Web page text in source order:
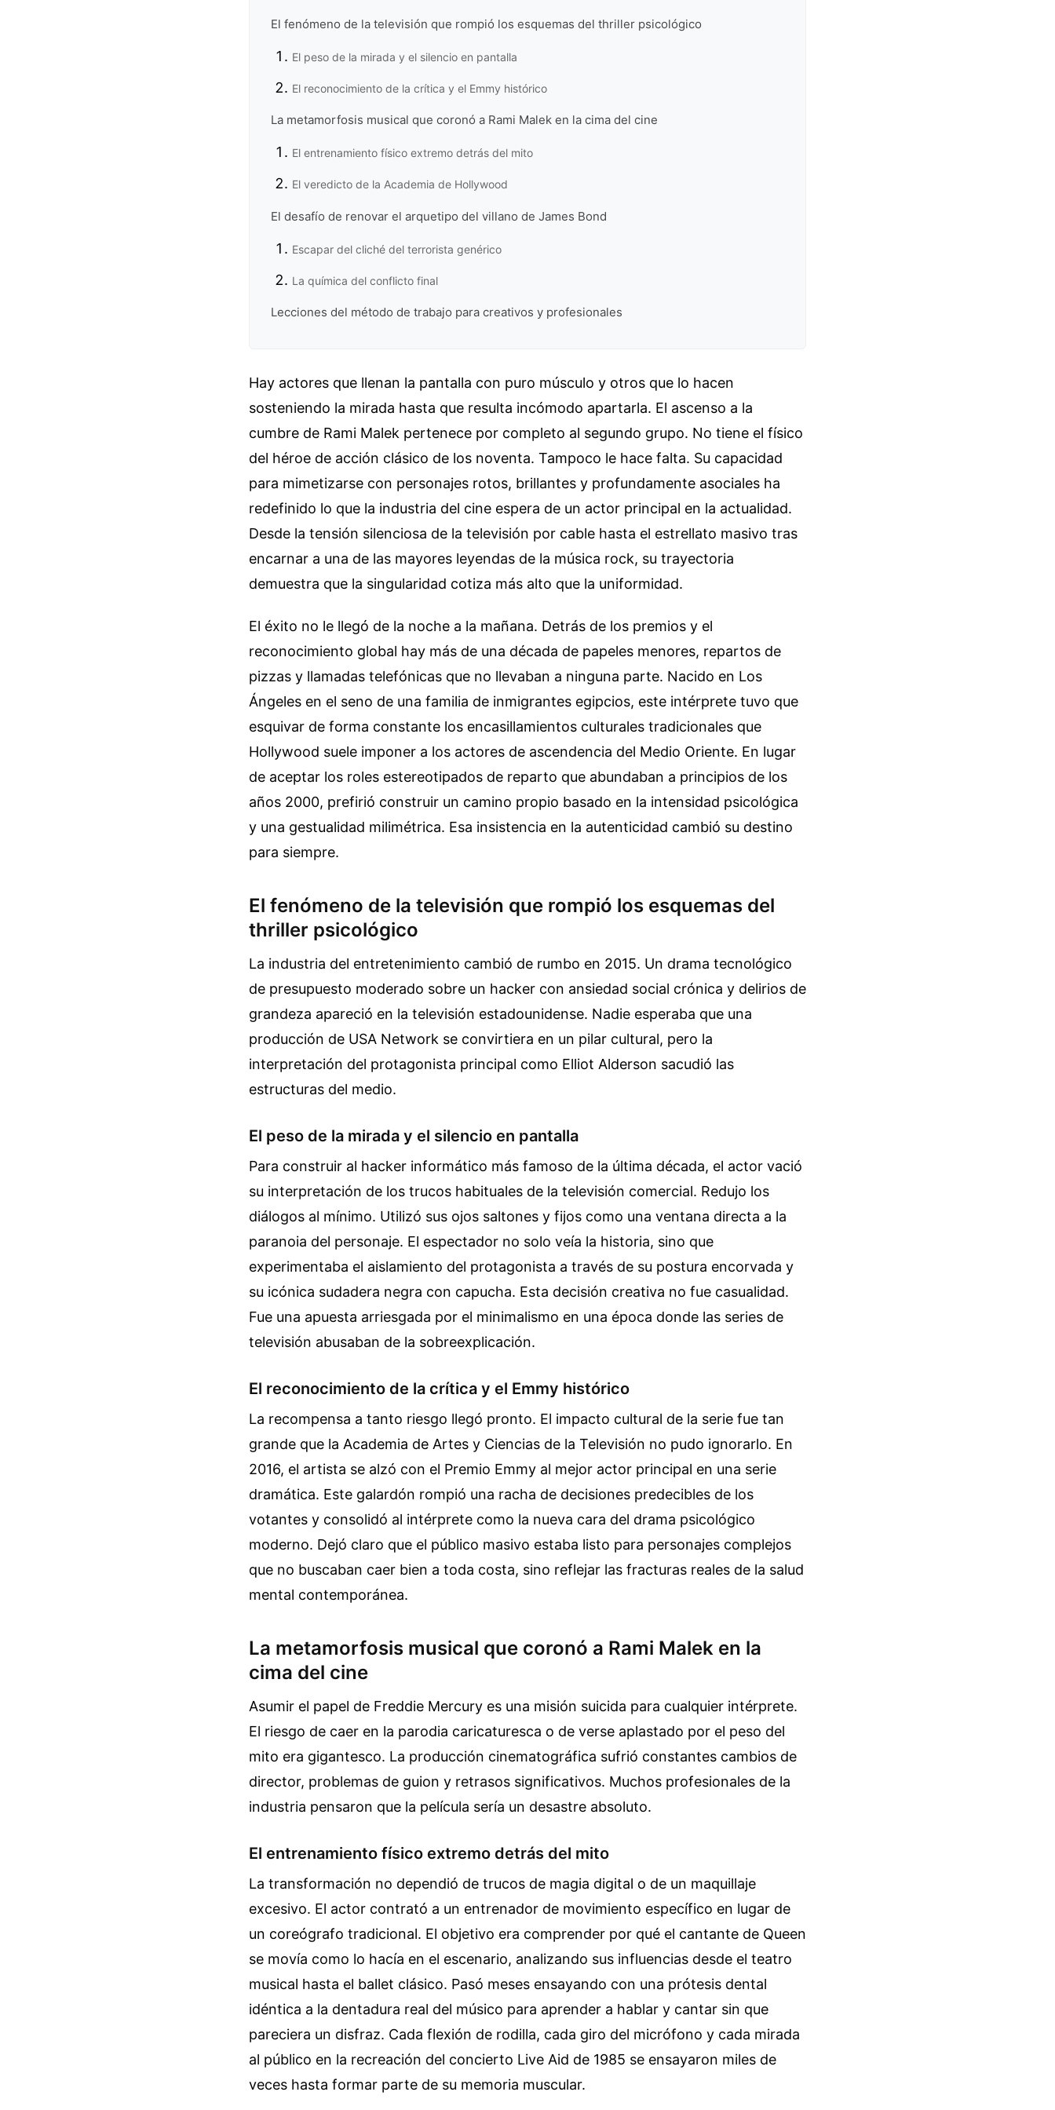
El fenómeno de la televisión que rompió los esquemas del thriller psicológico
El peso de la mirada y el silencio en pantalla
El reconocimiento de la crítica y el Emmy histórico
La metamorfosis musical que coronó a Rami Malek en la cima del cine
El entrenamiento físico extremo detrás del mito
El veredicto de la Academia de Hollywood
El desafío de renovar el arquetipo del villano de James Bond
Escapar del cliché del terrorista genérico
La química del conflicto final
Lecciones del método de trabajo para creativos y profesionales
Hay actores que llenan la pantalla con puro músculo y otros que lo hacen
sosteniendo la mirada hasta que resulta incómodo apartarla. El ascenso a la
cumbre de Rami Malek pertenece por completo al segundo grupo. No tiene el físico
del héroe de acción clásico de los noventa. Tampoco le hace falta. Su capacidad
para mimetizarse con personajes rotos, brillantes y profundamente asociales ha
redefinido lo que la industria del cine espera de un actor principal en la actualidad.
Desde la tensión silenciosa de la televisión por cable hasta el estrellato masivo tras
encarnar a una de las mayores leyendas de la música rock, su trayectoria
demuestra que la singularidad cotiza más alto que la uniformidad.
El éxito no le llegó de la noche a la mañana. Detrás de los premios y el
reconocimiento global hay más de una década de papeles menores, repartos de
pizzas y llamadas telefónicas que no llevaban a ninguna parte. Nacido en Los
Ángeles en el seno de una familia de inmigrantes egipcios, este intérprete tuvo que
esquivar de forma constante los encasillamientos culturales tradicionales que
Hollywood suele imponer a los actores de ascendencia del Medio Oriente. En lugar
de aceptar los roles estereotipados de reparto que abundaban a principios de los
años 2000, prefirió construir un camino propio basado en la intensidad psicológica
y una gestualidad milimétrica. Esa insistencia en la autenticidad cambió su destino
para siempre.
El fenómeno de la televisión que rompió los esquemas del
thriller psicológico
La industria del entretenimiento cambió de rumbo en 2015. Un drama tecnológico
de presupuesto moderado sobre un hacker con ansiedad social crónica y delirios de
grandeza apareció en la televisión estadounidense. Nadie esperaba que una
producción de USA Network se convirtiera en un pilar cultural, pero la
interpretación del protagonista principal como Elliot Alderson sacudió las
estructuras del medio.
El peso de la mirada y el silencio en pantalla
Para construir al hacker informático más famoso de la última década, el actor vació
su interpretación de los trucos habituales de la televisión comercial. Redujo los
diálogos al mínimo. Utilizó sus ojos saltones y fijos como una ventana directa a la
paranoia del personaje. El espectador no solo veía la historia, sino que
experimentaba el aislamiento del protagonista a través de su postura encorvada y
su icónica sudadera negra con capucha. Esta decisión creativa no fue casualidad.
Fue una apuesta arriesgada por el minimalismo en una época donde las series de
televisión abusaban de la sobreexplicación.
El reconocimiento de la crítica y el Emmy histórico
La recompensa a tanto riesgo llegó pronto. El impacto cultural de la serie fue tan
grande que la Academia de Artes y Ciencias de la Televisión no pudo ignorarlo. En
2016, el artista se alzó con el Premio Emmy al mejor actor principal en una serie
dramática. Este galardón rompió una racha de decisiones predecibles de los
votantes y consolidó al intérprete como la nueva cara del drama psicológico
moderno. Dejó claro que el público masivo estaba listo para personajes complejos
que no buscaban caer bien a toda costa, sino reflejar las fracturas reales de la salud
mental contemporánea.
La metamorfosis musical que coronó a Rami Malek en la
cima del cine
Asumir el papel de Freddie Mercury es una misión suicida para cualquier intérprete.
El riesgo de caer en la parodia caricaturesca o de verse aplastado por el peso del
mito era gigantesco. La producción cinematográfica sufrió constantes cambios de
director, problemas de guion y retrasos significativos. Muchos profesionales de la
industria pensaron que la película sería un desastre absoluto.
El entrenamiento físico extremo detrás del mito
La transformación no dependió de trucos de magia digital o de un maquillaje
excesivo. El actor contrató a un entrenador de movimiento específico en lugar de
un coreógrafo tradicional. El objetivo era comprender por qué el cantante de Queen
se movía como lo hacía en el escenario, analizando sus influencias desde el teatro
musical hasta el ballet clásico. Pasó meses ensayando con una prótesis dental
idéntica a la dentadura real del músico para aprender a hablar y cantar sin que
pareciera un disfraz. Cada flexión de rodilla, cada giro del micrófono y cada mirada
al público en la recreación del concierto Live Aid de 1985 se ensayaron miles de
veces hasta formar parte de su memoria muscular.